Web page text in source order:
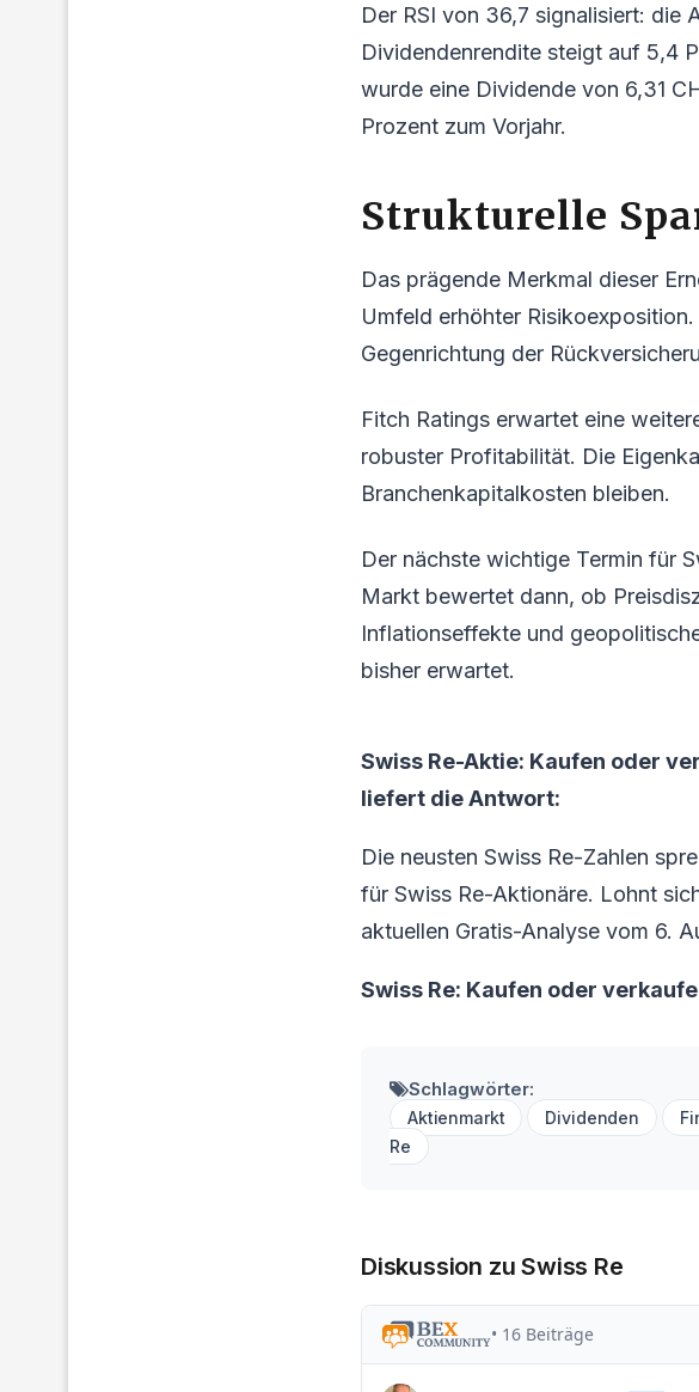
Der RSI von 36,7 signalisiert: die
Dividendenrendite steigt auf 5,4
wurde eine Dividende von 6,31
Prozent zum Vorjahr.
Strukturelle
Das prägende Merkmal dieser
Umfeld erhöhter
Gegenrichtung der
Fitch Ratings erwartet eine
robuster Profitabilität. Die
Branchenkapitalkosten bleiben.
Der nächste wichtige Termin für
Markt bewertet dann, ob
Inflationseffekte und
bisher erwartet.
Swiss Re-Aktie: Kaufen oder
liefert die Antwort:
Die neusten Swiss Re-Zahlen
für Swiss Re-Aktionäre. Lohnt
aktuellen Gratis-Analyse vom 6.
Swiss Re: Kaufen oder
Schlagwörter:
Aktienmarkt Dividenden
Re
Diskussion zu Swiss Re